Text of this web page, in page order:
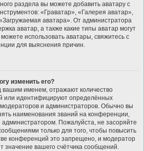
раздела вы можете добавить аватару с
«Граватар», «Галерея аватар»,
аватара». От администратора
аватар, а также какие типы аватар могут
использовать аватары, свяжитесь с
для выяснения причин.
изменить его?
именем, отражают количество
или идентифицируют определённых
и администраторов. Обычно вы
наименования званий на конференции,
администратором. Пожалуйста, не засоряйте
только для того, чтобы повысить
конференций это запрещено, и модератор
значение вашего счётчика сообщений.